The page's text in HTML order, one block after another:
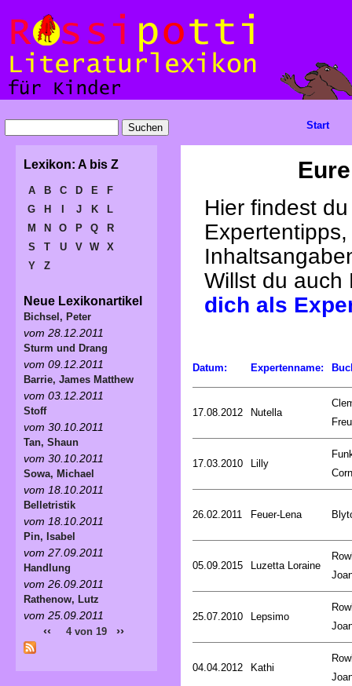
Hier findest
Willst du
dich als
Datum: Expertenname:
17.08.2012 Nutella
17.03.2010 Lilly
26.02.2011 Feuer-Lena
05.09.2015 Luzetta Loraine
25.07.2010 Lepsimo
04.04.2012 Kathi
Start
Lexikon: A bis Z
A B C D E
F
G
H J K
L
M
N O P Q
R
S
T U V W
X
Y
Z
Neue Lexikonartikel
Bichsel, Peter
vom 28.12.2011
Sturm und Drang
vom 09.12.2011
Barrie, James Matthew
vom 03.12.2011
Stoff
vom 30.10.2011
Tan, Shaun
vom 30.10.2011
Sowa, Michael
vom 18.10.2011
Belletristik
vom 18.10.2011
Pin, Isabel
vom 27.09.2011
Handlung
vom 26.09.2011
Rathenow, Lutz
vom 25.09.2011
‹‹ 4 von 19 ››